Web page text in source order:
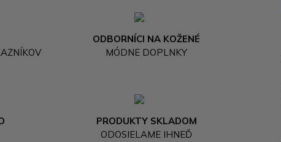
ODBORNÍCI NA KOŽENÉ
MÓDNE DOPLNKY
PRODUKTY SKLADOM
ODOSIELAME IHNEĎ